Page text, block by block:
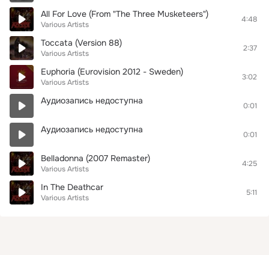
All For Love (From "The Three Musketeers")
Various Artists
4:48
Toccata (Version 88)
Various Artists
2:37
Euphoria (Eurovision 2012 - Sweden)
Various Artists
3:02
Аудиозапись недоступна 0:01
Аудиозапись недоступна 0:01
Belladonna (2007 Remaster)
Various Artists
4:25
In The Deathcar
Various Artists
5:11